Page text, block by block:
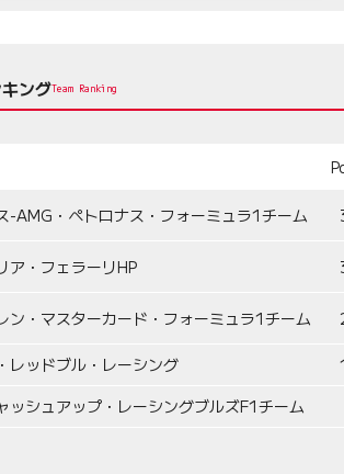
ングTeam Ranking
-AMG・ペトロナス・フォーミュラ1チーム
ア・フェラーリHP
ン・マスターカード・フォーミュラ1チーム
レッドブル・レーシング
ッシュアップ・レーシングブルズF1チーム